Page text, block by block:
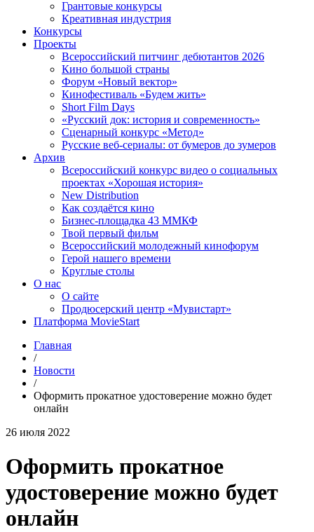
Грантовые конкурсы
Креативная индустрия
Конкурсы
Проекты
Всероссийский питчинг дебютантов 2026
Кино большой страны
Форум «Новый вектор»
Кинофестиваль «Будем жить»
Short Film Days
«Русский док: история и современность»
Сценарный конкурс «Метод»
Русские веб-сериалы: от бумеров до зумеров
Архив
Всероссийский конкурс видео о социальных
проектах «Хорошая история»
New Distribution
Как создаётся кино
Бизнес-площадка 43 ММКФ
Твой первый фильм
Всероссийский молодежный кинофорум
Герой нашего времени
Круглые столы
О нас
О сайте
Продюсерский центр «Мувистарт»
Платформа MovieStart
Главная
/
Новости
/
Оформить прокатное удостоверение можно будет
онлайн
26 июля 2022
Оформить прокатное
удостоверение можно будет
онлайн